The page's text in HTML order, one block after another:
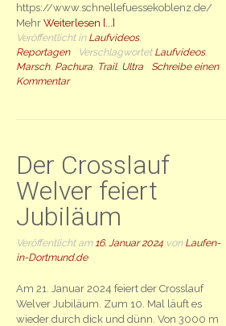
https://www.schnellefuessekoblenz.de/
MehrWeiterlesen [...]
Veröffentlicht in Laufvideos,
Reportagen
Verschlagwortet Laufvideos,
Marsch, Pachura, Trail, Ultra
Schreibe einen
Kommentar
Der Crosslauf
Welver feiert
Jubiläum
Veröffentlicht am 16. Januar 2024 von Laufen-
in-Dortmund.de
Am 21. Januar 2024 feiert der Crosslauf
Welver Jubiläum. Zum 10. Mal läuft es
wieder durch dick und dünn. Von 3000 m